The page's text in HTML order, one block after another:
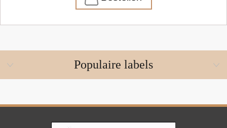
Populaire labels